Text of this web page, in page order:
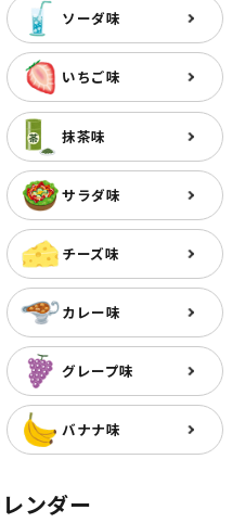
ソーダ味
いちご味
抹茶味
サラダ味
チーズ味
カレー味
グレープ味
バナナ味
ンダー